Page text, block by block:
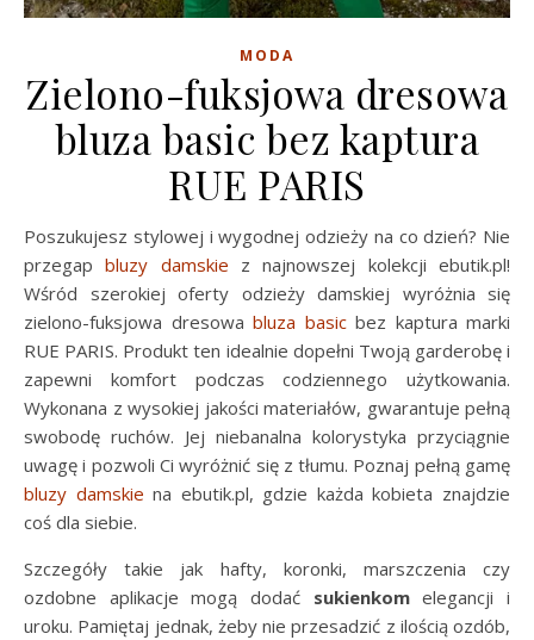
MODA
Zielono-fuksjowa dresowa
bluza basic bez kaptura
RUE PARIS
Poszukujesz stylowej i wygodnej odzieży na co dzień? Nie
przegapbluzy damskie z najnowszej kolekcji ebutik.pl!
Wśród szerokiej oferty odzieży damskiej wyróżnia się
zielono-fuksjowa dresowa bluza basicbez kaptura marki
RUE PARIS. Produkt ten idealnie dopełni Twoją garderobę i
zapewni komfort podczas codziennego użytkowania.
Wykonana z wysokiej jakości materiałów, gwarantuje pełną
swobodę ruchów. Jej niebanalna kolorystyka przyciągnie
uwagę i pozwoli Ci wyróżnić się z tłumu. Poznaj pełną gamę
bluzy damskie na ebutik.pl, gdzie każda kobieta znajdzie
coś dla siebie.
Szczegóły takie jak hafty, koronki, marszczenia czy
ozdobne aplikacje mogą dodać sukienkomelegancji i
uroku. Pamiętaj jednak, żeby nie przesadzić z ilością ozdób,